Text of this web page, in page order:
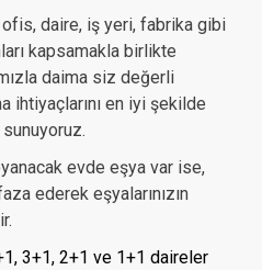
daire, iş yeri, fabrika gibi
kapsamakla birlikte
daima siz değerli
ihtiyaçlarını en iyi şekilde
evde eşya var ise,
ederek eşyalarınızın
3+1, 2+1 ve 1+1 daireler